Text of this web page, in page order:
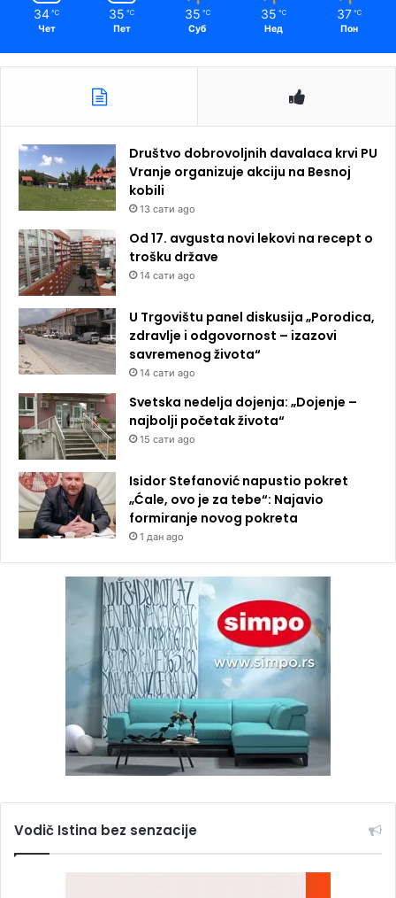
34 ℃
Чет
35 ℃
Пет
35 ℃
Суб
35 ℃
Нед
37 ℃
Пон
Društvo dobrovoljnih davalaca krvi PU
Vranje organizuje akciju na Besnoj
kobili
13 сати ago
Od 17. avgusta novi lekovi na recept o
trošku države
14 сати ago
U Trgovištu panel diskusija „Porodica,
zdravlje i odgovornost – izazovi
savremenog života“
14 сати ago
Svetska nedelja dojenja: „Dojenje –
najbolji početak života“
15 сати ago
Isidor Stefanović napustio pokret
„Ćale, ovo je za tebe“: Najavio
formiranje novog pokreta
1 дан ago
Vodič Istina bez senzacije